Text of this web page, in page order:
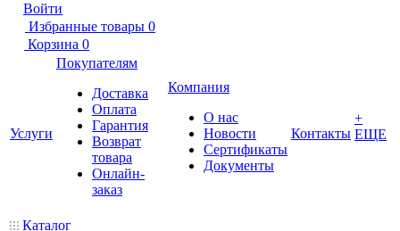
Войти
Избранные товары 0
Корзина 0
Услуги
Покупателям
Доставка
Оплата
Гарантия
Возврат
товара
Онлайн-
заказ
Компания
О нас
Новости
Сертификаты
Документы
Контакты
+
ЕЩЕ
Каталог